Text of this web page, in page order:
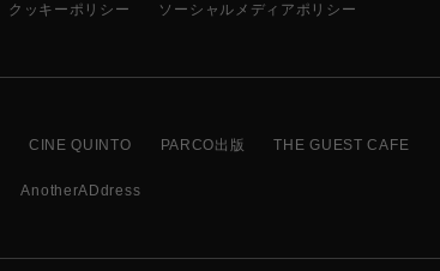
クッキーポリシー ソーシャルメディアポリシー
CINE QUINTO PARCO出版 THE GUEST CAFE
AnotherADdress